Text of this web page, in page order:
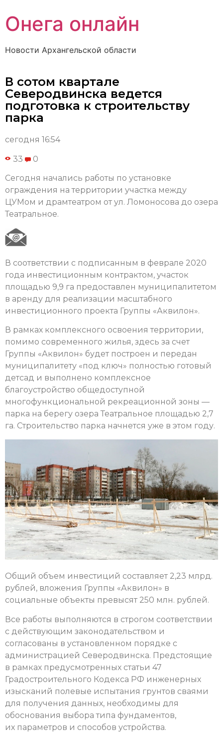
Онега онлайн
Новости Архангельской области
В сотом квартале
Северодвинска ведется
подготовка к строительству
парка
сегодня 16:54
33 0
Сегодня начались работы по установке
ограждения на территории участка между
ЦУМом и драмтеатром от ул. Ломоносова до озера
Театральное.
В соответствии с подписанным в феврале 2020
года инвестиционным контрактом, участок
площадью 9,9 га предоставлен муниципалитетом
в аренду для реализации масштабного
инвестиционного проекта Группы «Аквилон».
В рамках комплексного освоения территории,
помимо современного жилья, здесь за счет
Группы «Аквилон» будет построен и передан
муниципалитету «под ключ» полностью готовый
детсад и выполнено комплексное
благоустройство общедоступной
многофункциональной рекреационной зоны —
парка на берегу озера Театральное площадью 2,7
га. Строительство парка начнется уже в этом году.
Общий объем инвестиций составляет 2,23 млрд.
рублей, вложения Группы «Аквилон» в
социальные объекты превысят 250 млн. рублей.
Все работы выполняются в строгом соответствии
с действующим законодательством и
согласованы в установленном порядке с
администрацией Северодвинска. Предстоящие
в рамках предусмотренных статьи 47
Градостроительного Кодекса РФ инженерных
изысканий полевые испытания грунтов сваями
для получения данных, необходимы для
обоснования выбора типа фундаментов,
их параметров и способов устройства.